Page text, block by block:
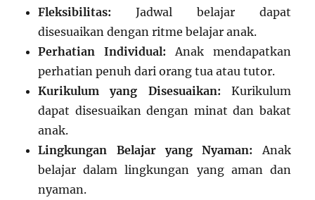
Fleksibilitas: Jadwal belajar dapat
disesuaikan dengan ritme belajar anak.
Perhatian Individual: Anak mendapatkan
perhatian penuh dari orang tua atau tutor.
Kurikulum yang Disesuaikan: Kurikulum
dapat disesuaikan dengan minat dan bakat
anak.
Lingkungan Belajar yang Nyaman: Anak
belajar dalam lingkungan yang aman dan
nyaman.